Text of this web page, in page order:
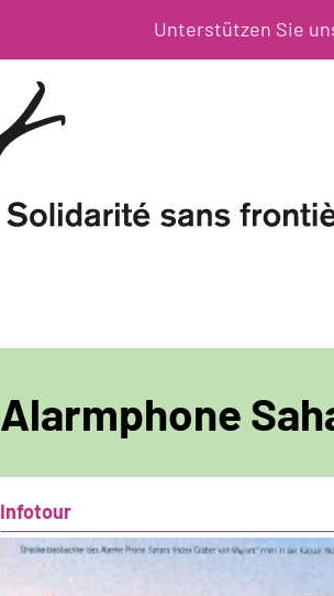
Unterstützen Sie
Alarmphone
Infotour